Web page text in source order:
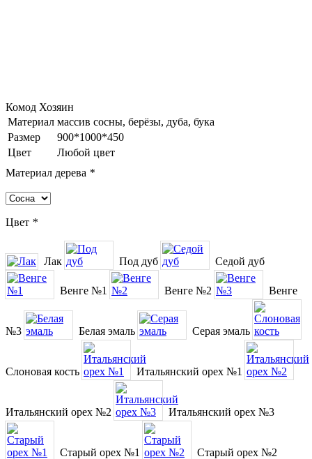
Комод Хозяин
Материал массив сосны, берёзы, дуба, бука
Размер
900*1000*450
Цвет
Любой цвет
Материал дерева *
Цвет *
Лак Под дуб Седой дуб
Венге №1 Венге №2 Венге
№3 Белая эмаль Серая эмаль
Слоновая кость Итальянский орех №1
Итальянский орех №2 Итальянский орех №3
Старый орех №1 Старый орех №2